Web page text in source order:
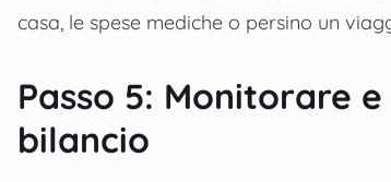
casa, le spese mediche o persino un
Passo 5: Monitorare
bilancio